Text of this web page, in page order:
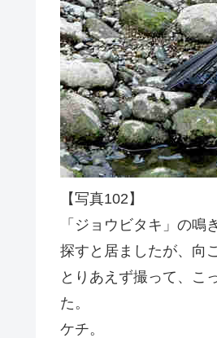
【写真102】
「ジョウビタキ」の鳴
探すと居ましたが、向
とりあえず撮って、こ
た。
ケチ。